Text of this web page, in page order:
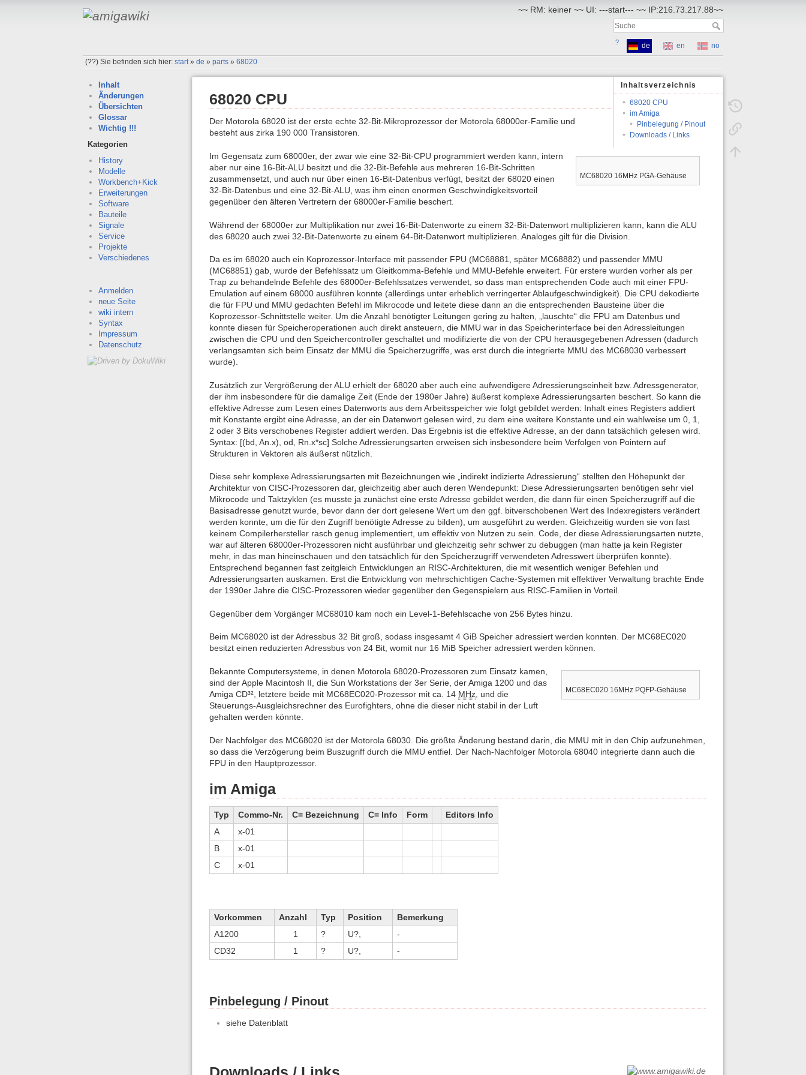
~~ RM: keiner ~~ UI: ---start--- ~~ IP:216.73.217.88~~
? de en
no
(??)Sie befinden sich hier:start»de »parts »68020
Inhalt
Änderungen
Übersichten
Glossar
Wichtig !!!
Kategorien
History
Modelle
Workbench+Kick
Erweiterungen
Software
Bauteile
Signale
Service
Projekte
Verschiedenes
Anmelden
neue Seite
wiki intern
Syntax
Impressum
Datenschutz
Inhaltsverzeichnis
68020 CPU
im Amiga
Pinbelegung / Pinout
Downloads / Links
68020 CPU
MC68020 16MHz PGA-Gehäuse
Der Motorola 68020 ist der erste echte 32-Bit-Mikroprozessor der Motorola 68000er-Familie und
besteht aus zirka 190 000 Transistoren.
Im Gegensatz zum 68000er, der zwar wie eine 32-Bit-CPU programmiert werden kann, intern
aber nur eine 16-Bit-ALU besitzt und die 32-Bit-Befehle aus mehreren 16-Bit-Schritten
zusammensetzt, und auch nur über einen 16-Bit-Datenbus verfügt, besitzt der 68020 einen
32-Bit-Datenbus und eine 32-Bit-ALU, was ihm einen enormen Geschwindigkeitsvorteil
gegenüber den älteren Vertretern der 68000er-Familie beschert.
Während der 68000er zur Multiplikation nur zwei 16-Bit-Datenworte zu einem 32-Bit-Datenwort multiplizieren kann, kann die ALU
des 68020 auch zwei 32-Bit-Datenworte zu einem 64-Bit-Datenwort multiplizieren. Analoges gilt für die Division.
Da es im 68020 auch ein Koprozessor-Interface mit passender FPU (MC68881, später MC68882) und passender MMU
(MC68851) gab, wurde der Befehlssatz um Gleitkomma-Befehle und MMU-Befehle erweitert. Für erstere wurden vorher als per
Trap zu behandelnde Befehle des 68000er-Befehlssatzes verwendet, so dass man entsprechenden Code auch mit einer FPU-
Emulation auf einem 68000 ausführen konnte (allerdings unter erheblich verringerter Ablaufgeschwindigkeit). Die CPU dekodierte
die für FPU und MMU gedachten Befehl im Mikrocode und leitete diese dann an die entsprechenden Bausteine über die
Koprozessor-Schnittstelle weiter. Um die Anzahl benötigter Leitungen gering zu halten, „lauschte“ die FPU am Datenbus und
konnte diesen für Speicheroperationen auch direkt ansteuern, die MMU war in das Speicherinterface bei den Adressleitungen
zwischen die CPU und den Speichercontroller geschaltet und modifizierte die von der CPU herausgegebenen Adressen (dadurch
verlangsamten sich beim Einsatz der MMU die Speicherzugriffe, was erst durch die integrierte MMU des MC68030 verbessert
wurde).
Zusätzlich zur Vergrößerung der ALU erhielt der 68020 aber auch eine aufwendigere Adressierungseinheit bzw. Adressgenerator,
der ihm insbesondere für die damalige Zeit (Ende der 1980er Jahre) äußerst komplexe Adressierungsarten beschert. So kann die
effektive Adresse zum Lesen eines Datenworts aus dem Arbeitsspeicher wie folgt gebildet werden: Inhalt eines Registers addiert
mit Konstante ergibt eine Adresse, an der ein Datenwort gelesen wird, zu dem eine weitere Konstante und ein wahlweise um 0, 1,
2 oder 3 Bits verschobenes Register addiert werden. Das Ergebnis ist die effektive Adresse, an der dann tatsächlich gelesen wird.
Syntax: [(bd, An.x), od, Rn.x*sc] Solche Adressierungsarten erweisen sich insbesondere beim Verfolgen von Pointern auf
Strukturen in Vektoren als äußerst nützlich.
Diese sehr komplexe Adressierungsarten mit Bezeichnungen wie „indirekt indizierte Adressierung“ stellten den Höhepunkt der
Architektur von CISC-Prozessoren dar, gleichzeitig aber auch deren Wendepunkt: Diese Adressierungsarten benötigen sehr viel
Mikrocode und Taktzyklen (es musste ja zunächst eine erste Adresse gebildet werden, die dann für einen Speicherzugriff auf die
Basisadresse genutzt wurde, bevor dann der dort gelesene Wert um den ggf. bitverschobenen Wert des Indexregisters verändert
werden konnte, um die für den Zugriff benötigte Adresse zu bilden), um ausgeführt zu werden. Gleichzeitig wurden sie von fast
keinem Compilerhersteller rasch genug implementiert, um effektiv von Nutzen zu sein. Code, der diese Adressierungsarten nutzte,
war auf älteren 68000er-Prozessoren nicht ausführbar und gleichzeitig sehr schwer zu debuggen (man hatte ja kein Register
mehr, in das man hineinschauen und den tatsächlich für den Speicherzugriff verwendeten Adresswert überprüfen konnte).
Entsprechend begannen fast zeitgleich Entwicklungen an RISC-Architekturen, die mit wesentlich weniger Befehlen und
Adressierungsarten auskamen. Erst die Entwicklung von mehrschichtigen Cache-Systemen mit effektiver Verwaltung brachte Ende
der 1990er Jahre die CISC-Prozessoren wieder gegenüber den Gegenspielern aus RISC-Familien in Vorteil.
Gegenüber dem Vorgänger MC68010 kam noch ein Level-1-Befehlscache von 256 Bytes hinzu.
Beim MC68020 ist der Adressbus 32 Bit groß, sodass insgesamt 4 GiB Speicher adressiert werden konnten. Der MC68EC020
besitzt einen reduzierten Adressbus von 24 Bit, womit nur 16 MiB Speicher adressiert werden können.
MC68EC020 16MHz PQFP-Gehäuse
Bekannte Computersysteme, in denen Motorola 68020-Prozessoren zum Einsatz kamen,
sind der Apple Macintosh II, die Sun Workstations der 3er Serie, der Amiga 1200 und das
Amiga CD³², letztere beide mit MC68EC020-Prozessor mit ca. 14 MHz , und die
Steuerungs-Ausgleichsrechner des Eurofighters, ohne die dieser nicht stabil in der Luft
gehalten werden könnte.
Der Nachfolger des MC68020 ist der Motorola 68030. Die größte Änderung bestand darin, die MMU mit in den Chip aufzunehmen,
so dass die Verzögerung beim Buszugriff durch die MMU entfiel. Der Nach-Nachfolger Motorola 68040 integrierte dann auch die
FPU in den Hauptprozessor.
im Amiga
Typ Commo-Nr. C= Bezeichnung C= Info Form
Editors Info
A
x-01
B
x-01
C
x-01
Vorkommen Anzahl Typ Position
Bemerkung
A1200
1 ? U?,
-
CD32
1 ? U?, -
Pinbelegung / Pinout
siehe Datenblatt